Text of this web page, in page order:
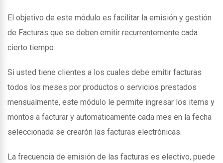
El objetivo de este módulo es facilitar la emisión y gestión
de Facturas que se deben emitir recurrentemente cada
cierto tiempo.
Si usted tiene clientes a los cuales debe emitir facturas
todos los meses por productos o servicios prestados
mensualmente, este módulo le permite ingresar los items y
montos a facturar y automaticamente cada mes en la fecha
seleccionada se crearón las facturas electrónicas.
La frecuencia de emisión de las facturas es electivo, puede